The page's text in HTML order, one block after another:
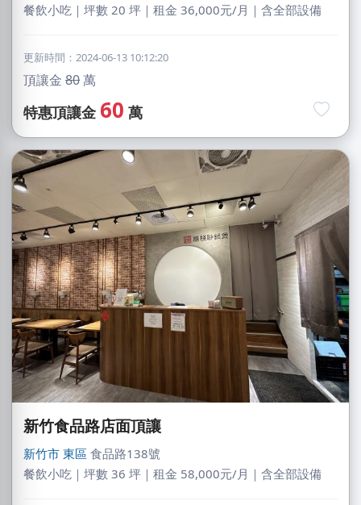
餐飲小吃｜坪數 20 坪｜租金 36,000元/月｜含全部設備
更新時間：2024-06-13 10:12:20
頂讓金 80萬
特惠頂讓金 60 萬
新竹食品路店面頂讓
新竹市 東區 食品路138號
餐飲小吃｜坪數 36 坪｜租金 58,000元/月｜含全部設備